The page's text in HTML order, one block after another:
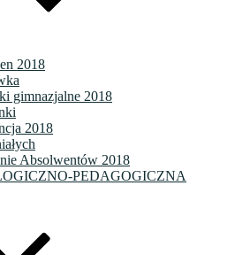
2018
gimnazjalne 2018
2018
Absolwentów 2018
PEDAGOGICZNA